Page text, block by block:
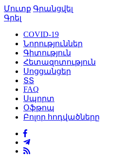
Մուտք Գրանցվել
Գրել
COVID-19
Նորություններ
Գիտություն
Հետազոտություն
Սոցցանցեր
ՏՏ
FAQ
Սպորտ
Օֆթոպ
Բոլոր հոդվածները